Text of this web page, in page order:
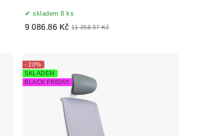
skladem 8 ks
9 086.86 Kč 11 358.57 Kč
- 20%
SKLADEM
BLACK FRIDAY